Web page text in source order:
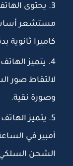
يحتوى
كاميرا ثانوية بدقة 2 ميجابكسل للتصوير
لالتقاط صور
وصورة نقية.
الشحن السلكي